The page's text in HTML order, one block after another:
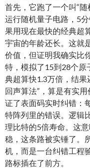
首先，它跑了一个叫“
运行随机量子电路，5
果用现在最快的经典超
宇宙的年龄还长。这就
价值，但证明我确实比
特，模拟了15到28个原
典超算快1.3万倍，结
回声算法”，算是有实
证了表面码实时纠错：
特阵列里的错误。逻辑
理比特的5倍寿命。这
稳，这条路被实锤了。
机，而是一台纠错工程
路标插在了前方。